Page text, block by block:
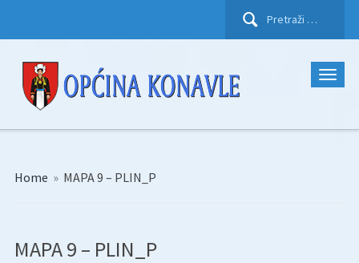
Pretraži:
Home » MAPA 9 – PLIN_P
MAPA 9 – PLIN_P